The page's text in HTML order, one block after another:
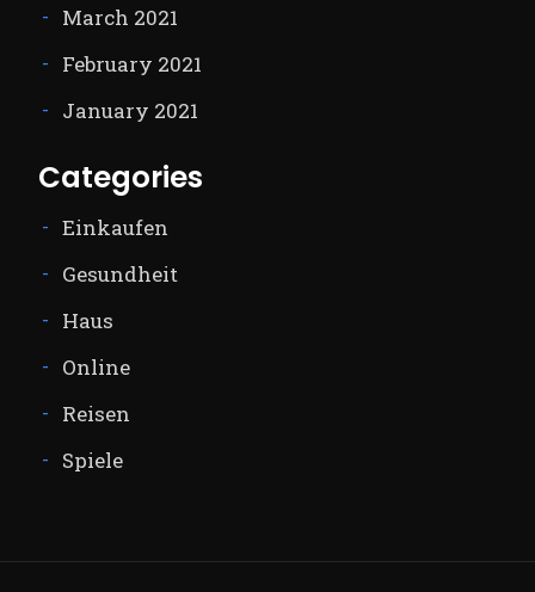
March 2021
February 2021
January 2021
Categories
Einkaufen
Gesundheit
Haus
Online
Reisen
Spiele